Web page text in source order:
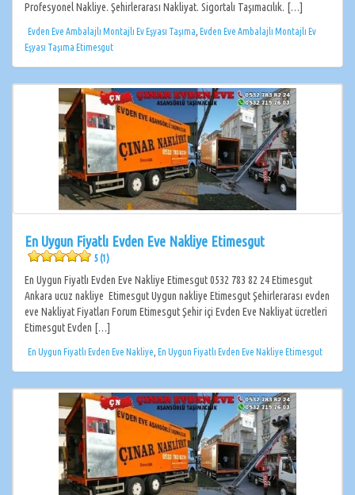
Profesyonel Nakliye. Şehirlerarası Nakliyat. Sigortalı Taşımacılık. […]
Evden Eve Ambalajlı Montajlı Ev Eşyası Taşıma
Evden Eve Ambalajlı Montajlı Ev
Eşyası Taşıma Etimesgut
En Uygun Fiyatlı Evden Eve Nakliye Etimesgut
5 (1)
En Uygun Fiyatlı Evden Eve Nakliye Etimesgut 0532 783 82 24 Etimesgut
Ankara ucuz nakliye Etimesgut Uygun nakliye Etimesgut Şehirlerarası evden
eve Nakliyat Fiyatları Forum Etimesgut Şehir içi Evden Eve Nakliyat ücretleri
Etimesgut Evden […]
En Uygun Fiyatlı Evden Eve Nakliye En Uygun Fiyatlı Evden Eve Nakliye Etimesgut